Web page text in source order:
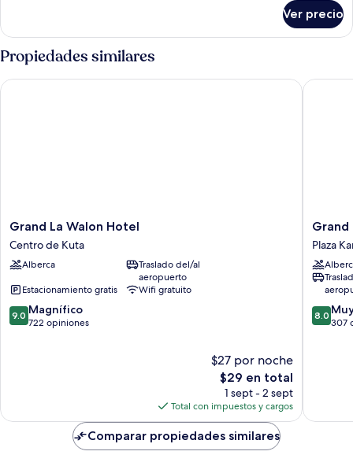
superior
Ver precio
Propiedades similares
Grand
La
Walon
Hotel
de
Kuta
Grand La Walon Hotel
Centro de Kuta
Alberca
Traslado del/al
aeropuerto
Estacionamiento gratis
Wifi gratuito
9.0
de
9.0 Magnífico
722 opiniones
$27 por noche
El
precio
actual
es
de
$29
$29 en total
1 sept - 2 sept
Total con impuestos y cargos
Grand La Walon Hotel
Grand
Ixora
Kuta
Resort
Plaza
Kartika
Grand
Plaza
8.0
de
8.0
307
Grand
Comparar propiedades similares